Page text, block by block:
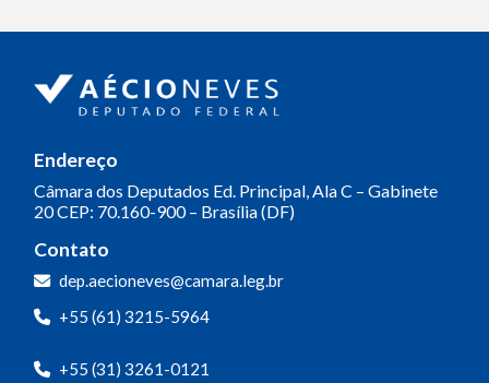
Endereço
Câmara dos Deputados Ed. Principal, Ala C – Gabinete
20CEP: 70.160-900 – Brasília (DF)
Contato
dep.aecioneves@camara.leg.br
+55 (61) 3215-5964
+55 (31) 3261-0121